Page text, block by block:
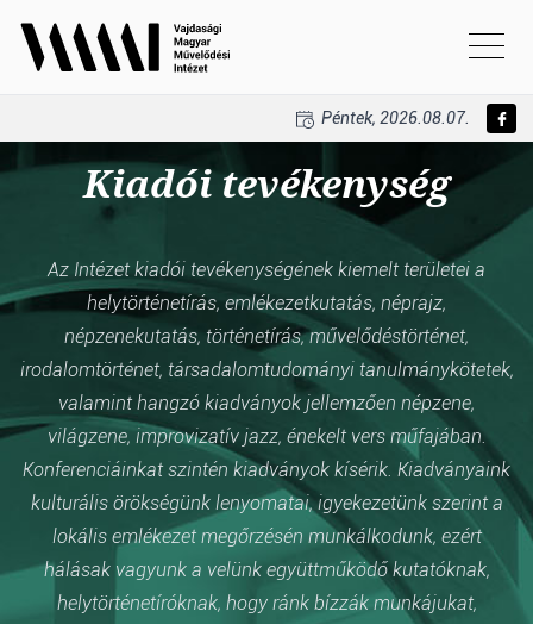
Péntek, 2026.08.07.
Kiadói tevékenység
Az Intézet kiadói tevékenységének kiemelt területei a
helytörténetírás, emlékezetkutatás, néprajz,
népzenekutatás, történetírás, művelődéstörténet,
irodalomtörténet, társadalomtudományi tanulmánykötetek,
valamint hangzó kiadványok jellemzően népzene,
világzene, improvizatív jazz, énekelt vers műfajában.
Konferenciáinkat szintén kiadványok kísérik. Kiadványaink
kulturális örökségünk lenyomatai, igyekezetünk szerint a
lokális emlékezet megőrzésén munkálkodunk, ezért
hálásak vagyunk a velünk együttműködő kutatóknak,
helytörténetíróknak, hogy ránk bízzák munkájukat,